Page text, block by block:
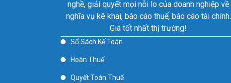
nghề, giải quyết mọi nỗi lo của doanh nghiệp về
nghĩa vụ kê khai, báo cáo thuế, báo cáo tài chính.
Giá tốt nhất thị trường!
Sổ Sách Kế Toán
Hoàn Thuế
Quyết Toán Thuế